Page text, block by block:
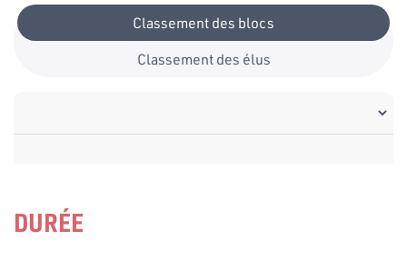
Classement des blocs
Classement des élus
DURÉE